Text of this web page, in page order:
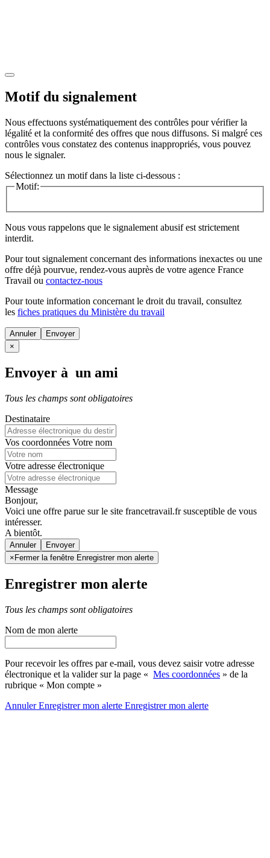
Motif du signalement
Nous effectuons systématiquement des contrôles pour vérifier la
légalité et la conformité des offres que nous diffusons. Si malgré ces
contrôles vous constatez des contenus inappropriés, vous pouvez
nous le signaler.
Sélectionnez un motif dans la liste ci-dessous :
Motif:
Nous vous rappelons que le signalement abusif est strictement
interdit.
Pour tout signalement concernant des informations inexactes ou une
offre déjà pourvue, rendez-vous auprès de votre agence France
Travail ou contactez-nous
Pour toute information concernant le droit du travail, consultez
les fiches pratiques du Ministère du travail
Annuler
×
Envoyer à un ami
Tous les champs sont obligatoires
Destinataire
Vos coordonnées Votre nom
Votre adresse électronique
Message
Bonjour,
Voici une offre parue sur le site francetravail.fr susceptible de vous
intéresser.
A bientôt.
Annuler
× Fermer la fenêtre Enregistrer mon alerte
Enregistrer mon alerte
Tous les champs sont obligatoires
Nom de mon alerte
Pour recevoir les offres par e-mail, vous devez saisir votre adresse
électronique et la valider sur la page « Mes coordonnées » de la
rubrique « Mon compte »
AnnulerEnregistrer mon alerte Enregistrermon alerte